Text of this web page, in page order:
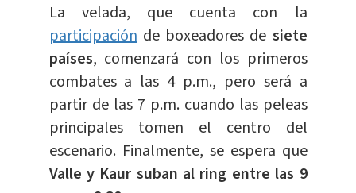
La velada, que cuenta con la
participaciónde boxeadores de siete
países, comenzará con los primeros
combates a las 4 p.m., pero será a
partir de las 7 p.m. cuando las peleas
principales tomen el centro del
escenario. Finalmente, se espera que
Valle y Kaur suban al ring entre las 9